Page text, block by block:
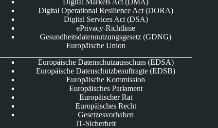
Digital Markets Act (DMA)
Digital Operational Resilience Act (DORA)
Digital Services Act (DSA)
ePrivacy-Richtlinie
Gesundheitsdatennutzungsgesetz (GDNG)
Europäische Union
Europäische Datenschutzausschuss (EDSA)
Europäische Datenschutzbeauftragte (EDSB)
Europäische Kommission
Europäisches Parlament
Europäischer Rat
Europäisches Recht
Gesetzesvorhaben
IT-Sicherheit